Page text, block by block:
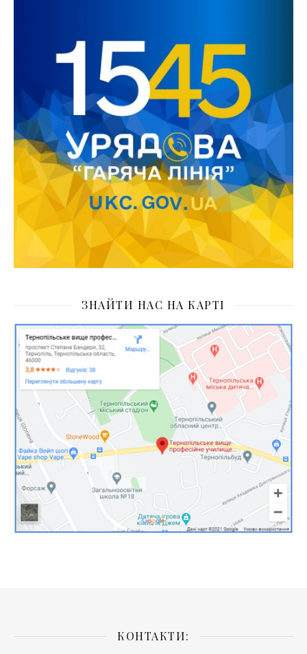
ЗНАЙТИ НАС НА КАРТІ
КОНТАКТИ: